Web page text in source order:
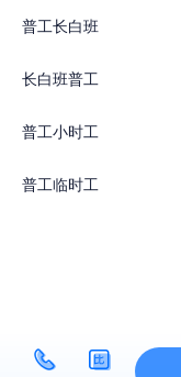
普工长白班
长白班普工
普工小时工
普工临时工